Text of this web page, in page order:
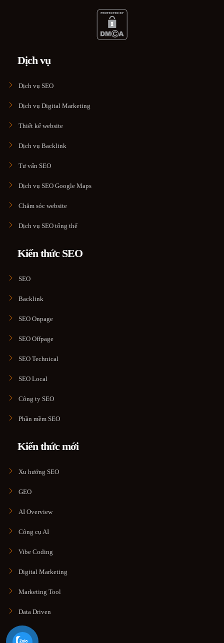
Dịch vụ
Dịch vụ SEO
Dịch vụ Digital Marketing
Thiết kế website
Dịch vụ Backlink
Tư vấn SEO
Dịch vụ SEO Google Maps
Chăm sóc website
Dịch vụ SEO tổng thể
Kiến thức SEO
SEO
Backlink
SEO Onpage
SEO Offpage
SEO Technical
SEO Local
Công ty SEO
Phần mềm SEO
Kiến thức mới
Xu hướng SEO
GEO
AI Overview
Công cụ AI
Vibe Coding
Digital Marketing
Marketing Tool
Data Driven